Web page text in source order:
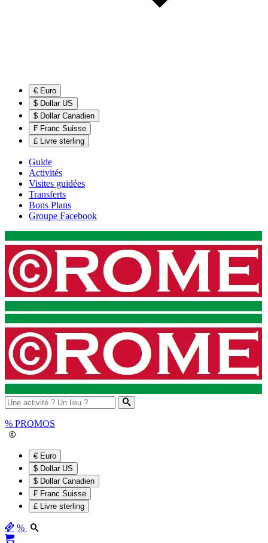
€ Euro
$ Dollar US
$ Dollar Canadien
₣ Franc Suisse
£ Livre sterling
Guide
Activités
Visites guidées
Transferts
Bons Plans
Groupe Facebook
% PROMOS
€ Euro
$ Dollar US
$ Dollar Canadien
₣ Franc Suisse
£ Livre sterling
%